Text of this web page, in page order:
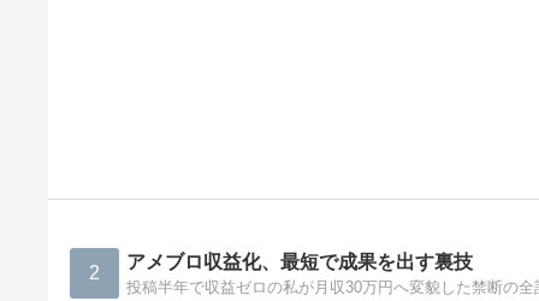
2 アメブロ収益化、最短で成果を出す裏技
投稿半年で収益ゼロの私が月収30万円へ変貌した禁断の全